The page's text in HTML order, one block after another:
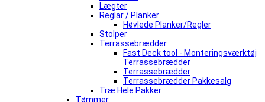
Lægter
Reglar / Planker
Høvlede Planker/Regler
Stolper
Terrassebrædder
Fast Deck tool - Monteringsværktøj
Terrassebrædder
Terrassebrædder
Terrassebrædder Pakkesalg
Træ Hele Pakker
Tømmer